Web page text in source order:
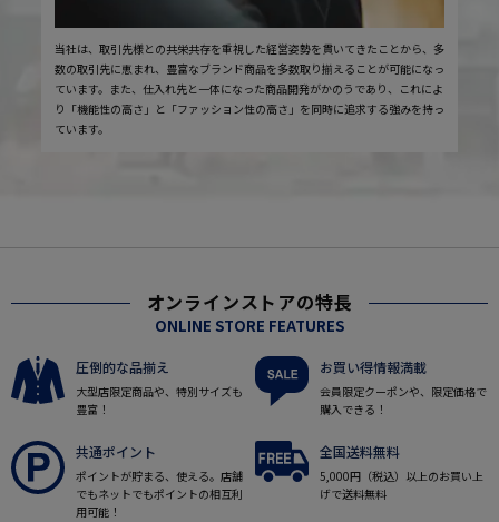
当社は、取引先様との共栄共存を重視した経営姿勢を貫いてきたことから、多
数の取引先に恵まれ、豊富なブランド商品を多数取り揃えることが可能になっ
ています。また、仕入れ先と一体になった商品開発がかのうであり、これによ
り「機能性の高さ」と「ファッション性の高さ」を同時に追求する強みを持っ
ています。
オンラインストアの特長
ONLINE STORE FEATURES
圧倒的な品揃え
大型店限定商品や、特別サイズも
豊富！
お買い得情報満載
会員限定クーポンや、限定価格で
購入できる！
共通ポイント
ポイントが貯まる、使える。店舗
でもネットでもポイントの相互利
用可能！
全国送料無料
5,000円（税込）以上のお買い上
げで送料無料